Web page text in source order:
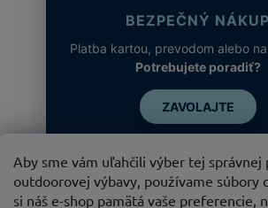
Aby sme vám uľahčili výber tej správnej
outdoorovej výbavy, používame súbory
si náš e-shop pamätá vaše preferencie,
BEZPEČNÝ NÁKUP
Platba kartou, prevodom alebo
Potrebujete poradiť?
ZAVOLAJTE